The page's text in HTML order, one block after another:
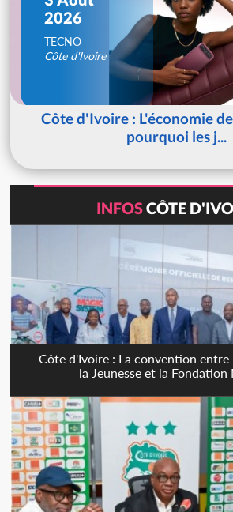
2026
TECNO
Côte d'Ivoire
Côte d'Ivoire : L'économie
pourquoi les j...
INFOSCÔTE
Côte d'Ivoire : La convention
la Jeunesse et la Fondation